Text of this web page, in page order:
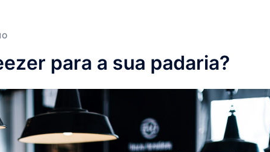
para a sua padaria?